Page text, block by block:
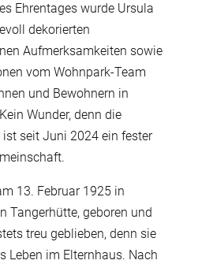
Ehrentages wurde Ursula
dekorierten
Aufmerksamkeiten sowie
vom Wohnpark-Team
und Bewohnern in
Wunder, denn die
seit Juni 2024 ein fester
13. Februar 1925 in
Tangerhütte, geboren und
treu geblieben, denn sie
Leben im Elternhaus. Nach